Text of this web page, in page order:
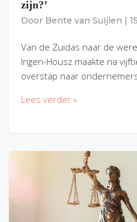
zijn?’
Door Bente van Suijlen
Van de Zuidas naar de
Ingen-Housz maakte na
overstap naar
Lees verder »